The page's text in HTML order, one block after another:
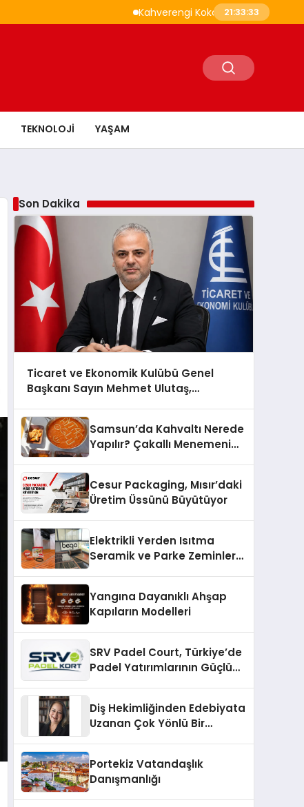
Kahverengi Kokarca İle Savaşta 1,6 Milyon
21:33:35
TEKNOLOJI YAŞAM
Son Dakika
Ticaret ve Ekonomik Kulübü Genel
Başkanı Sayın Mehmet Ulutaş,
şunları kaydetti:
Samsun’da Kahvaltı Nerede
Yapılır? Çakallı Menemeni
Cesur Packaging, Mısır’daki
Üretim Üssünü Büyütüyor
Elektrikli Yerden Isıtma
Seramik ve Parke Zeminler
Yangına Dayanıklı Ahşap
Kapıların Modelleri
SRV Padel Court, Türkiye’de
Padel Yatırımlarının Güçlü
Diş Hekimliğinden Edebiyata
Uzanan Çok Yönlü Bir
Portekiz Vatandaşlık
Danışmanlığı